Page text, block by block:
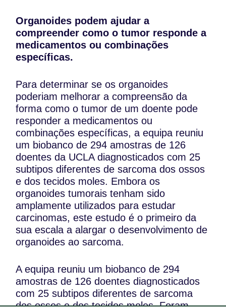
Organoides podem ajudar a
compreender como o tumor responde a
medicamentos ou combinações
específicas.
Para determinar se os organoides
poderiam melhorar a compreensão da
forma como o tumor de um doente pode
responder a medicamentos ou
combinações específicas, a equipa reuniu
um biobanco de 294 amostras de 126
doentes da UCLA diagnosticados com 25
subtipos diferentes de sarcoma dos ossos
e dos tecidos moles. Embora os
organoides tumorais tenham sido
amplamente utilizados para estudar
carcinomas, este estudo é o primeiro da
sua escala a alargar o desenvolvimento de
organoides ao sarcoma.
A equipa reuniu um biobanco de 294
amostras de 126 doentes diagnosticados
com 25 subtipos diferentes de sarcoma